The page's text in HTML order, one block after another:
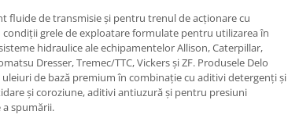
fluide de transmisie și pentru trenul de acționare cu
grele de exploatare formulate pentru utilizarea în
hidraulice ale echipamentelor Allison, Caterpillar,
Dresser, Tremec/TTC, Vickers și ZF. Produsele Delo
de bază premium în combinație cu aditivi detergenți și
și coroziune, aditivi antiuzură și pentru presiuni
spumării.